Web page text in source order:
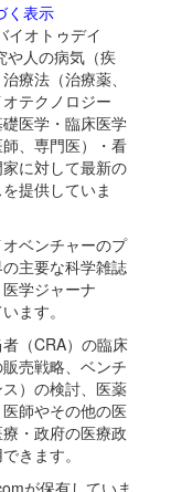
く表示
イオトゥデイ
や人の病気（疾
療法（治療薬、
テクノロジー
医学・臨床医学
、専門医）・看
に対して最新の
提供していま
ベンチャーのプ
主要な科学雑誌
学ジャーナ
ます。
（CRA）の臨床
売戦略、ベンチ
）の検討、医薬
師やその他の医
・政府の医療政
きます。